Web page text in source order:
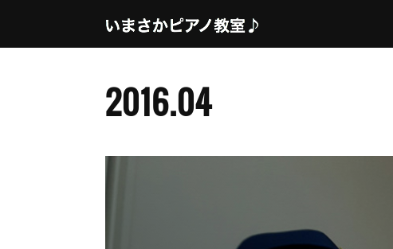
2016.04